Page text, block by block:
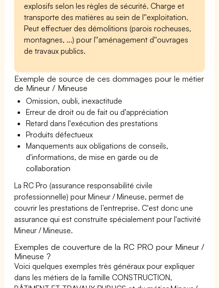
explosifs selon les règles de sécurité. Charge et
transporte des matières au sein de l''exploitation.
Peut effectuer des démolitions (parois rocheuses,
montagnes, ...) pour l''aménagement d''ouvrages
de travaux publics.
Exemple de source de ces dommages pour le métier
de Mineur / Mineuse
Omission, oubli, inexactitude
Erreur de droit ou de fait ou d'appréciation
Retard dans l'exécution des prestations
Produits défectueux
Manquements aux obligations de conseils,
d'informations, de mise en garde ou de
collaboration
La RC Pro (assurance responsabilité civile
professionnelle) pour Mineur / Mineuse, permet de
couvrir les prestations de l’entreprise. C'est donc une
assurance qui est construite spécialement pour l'activité
Mineur / Mineuse.
Exemples de couverture de la RC PRO pour Mineur /
Mineuse ?
Voici quelques exemples très généraux pour expliquer
dans les métiers de la famille CONSTRUCTION,